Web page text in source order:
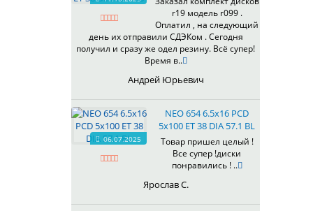
508
511
528
529
530
531
535
r19 модель r099 .
Оплатил , на следующий
день их отправили СДЭКом . Сегодня
получил и сразу же одел резину. Всё супер!
Время в..
Андрей Юрьевич
06.07.2025
NEO 654 6.5x16 PCD
5x100 ET 38 DIA 57.1 BL
Товар пришел целый !
Все супер !диски
понравились ! ..
Ярослав С.